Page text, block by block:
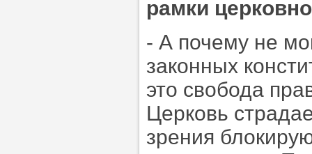
рамки
- А почему не
законных
это свобода
Церковь
зрения